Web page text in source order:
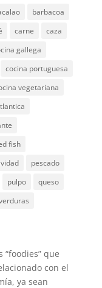
barbacoa
carne
caza
gallega
cocina portuguesa
vegetariana
fish
pescado
pulpo
queso
“foodies” que
con el
ya sean